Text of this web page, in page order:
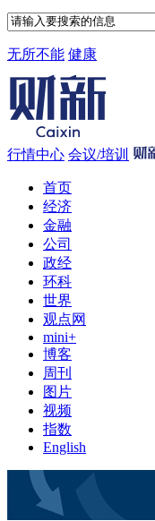
无所不能 健康
行情中心 会议/培训
首页
经济
金融
公司
政经
环科
世界
观点网
mini+
博客
周刊
图片
视频
指数
English